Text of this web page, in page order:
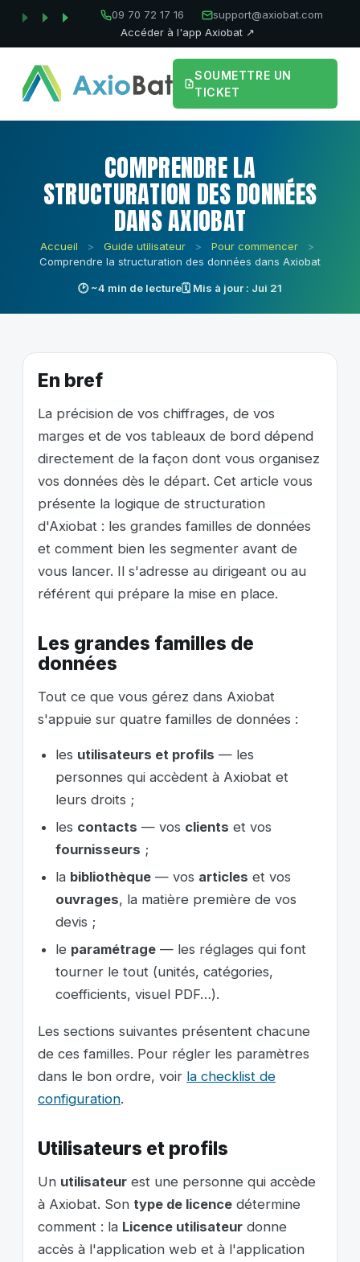
09 70 72 17 16
support@axiobat.com
Accéder à l'app Axiobat ↗
SOUMETTRE UN
TICKET
COMPRENDRE LA
STRUCTURATION DES DONNÉES
DANS AXIOBAT
Accueil > Guide utilisateur > Pour commencer
>
Comprendre la structuration des données dans Axiobat
🕑 ~4 min de lecture🗓 Mis à jour : Jui 21
En bref
La précision de vos chiffrages, de vos
marges et de vos tableaux de bord dépend
directement de la façon dont vous organisez
vos données dès le départ. Cet article vous
présente la logique de structuration
d'Axiobat : les grandes familles de données
et comment bien les segmenter avant de
vous lancer. Il s'adresse au dirigeant ou au
référent qui prépare la mise en place.
Les grandes familles de
données
Tout ce que vous gérez dans Axiobat
s'appuie sur quatre familles de données :
les utilisateurs et profils — les
personnes qui accèdent à Axiobat et
leurs droits ;
les contacts — vos clients et vos
fournisseurs ;
la bibliothèque — vos articles et vos
ouvrages, la matière première de vos
devis ;
le paramétrage — les réglages qui font
tourner le tout (unités, catégories,
coefficients, visuel PDF…).
Les sections suivantes présentent chacune
de ces familles. Pour régler les paramètres
dans le bon ordre, voir la checklist de
configuration.
Utilisateurs et profils
Un utilisateur est une personne qui accède
à Axiobat. Son type de licence détermine
comment : la Licence utilisateur donne
accès à l'application web et à l'application